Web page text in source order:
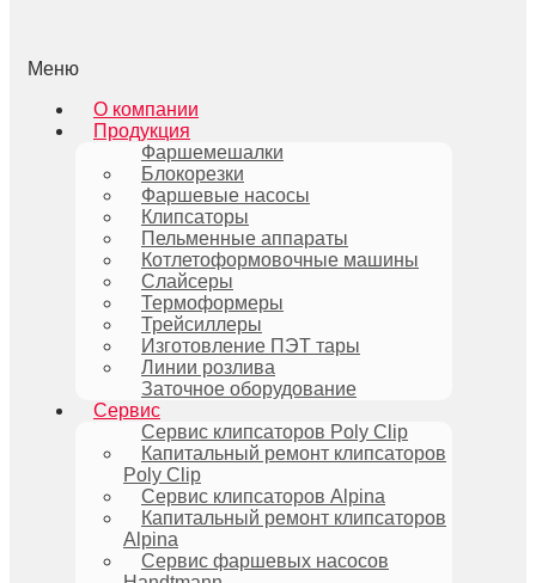
Меню
О компании
Продукция
Фаршемешалки
Блокорезки
Фаршевые насосы
Клипсаторы
Пельменные аппараты
Котлетоформовочные машины
Слайсеры
Термоформеры
Трейсиллеры
Изготовление ПЭТ тары
Линии розлива
Заточное оборудование
Сервис
Сервис клипсаторов Poly Clip
Капитальный ремонт клипсаторов
Poly Clip
Сервис клипсаторов Alpina
Капитальный ремонт клипсаторов
Alpina
Сервис фаршевых насосов